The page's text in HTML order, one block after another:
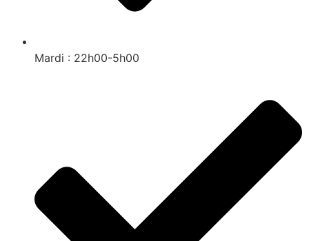
Mardi : 22h00-5h00